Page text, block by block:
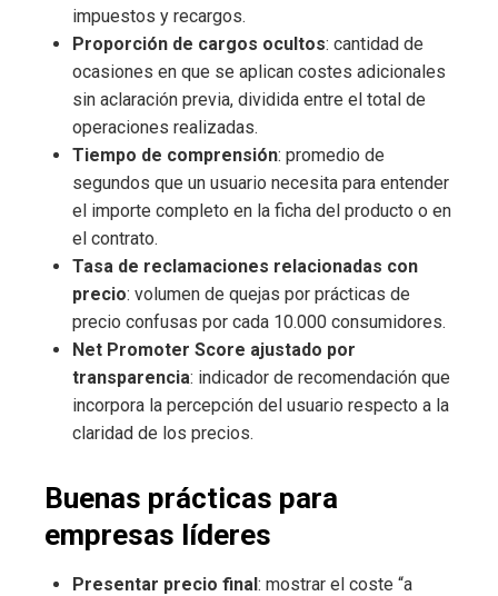
impuestos y recargos.
Proporción de cargos ocultos: cantidad de
ocasiones en que se aplican costes adicionales
sin aclaración previa, dividida entre el total de
operaciones realizadas.
Tiempo de comprensión: promedio de
segundos que un usuario necesita para entender
el importe completo en la ficha del producto o en
el contrato.
Tasa de reclamaciones relacionadas con
precio: volumen de quejas por prácticas de
precio confusas por cada 10.000 consumidores.
Net Promoter Score ajustado por
transparencia: indicador de recomendación que
incorpora la percepción del usuario respecto a la
claridad de los precios.
Buenas prácticas para
empresas líderes
Presentar precio final: mostrar el coste “a